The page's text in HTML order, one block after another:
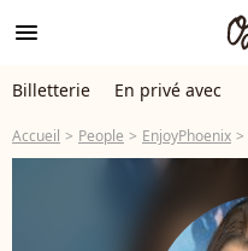
menu
Billetterie En privé avec
Accueil People EnjoyPhoenix